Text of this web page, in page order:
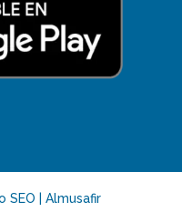
SEO | Almusafir